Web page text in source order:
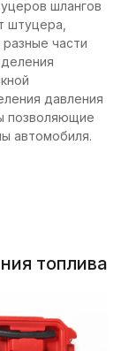
шлангов
штуцера,
части
давления
позволяющие
автомобиля.
топлива